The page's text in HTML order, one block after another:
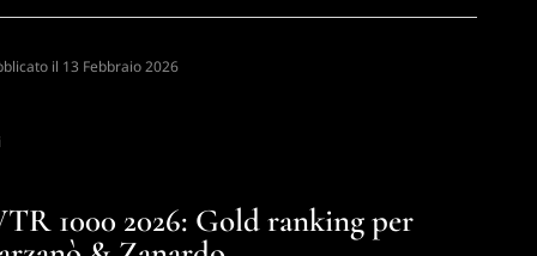
il 13 Febbraio 2026
1000 2026: Gold ranking per